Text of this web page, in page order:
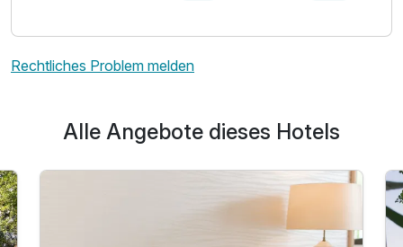
Rechtliches Problem melden
Alle Angebote dieses Hotels